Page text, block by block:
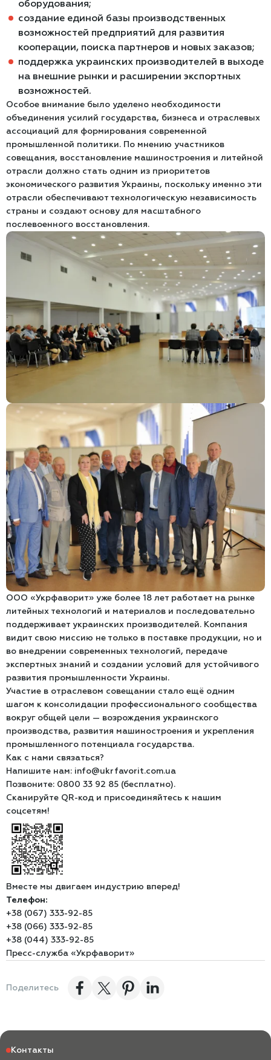
оборудования;
создание единой базы производственных
возможностей предприятий для развития
кооперации, поиска партнеров и новых заказов;
поддержка украинских производителей в выходе
на внешние рынки и расширении экспортных
возможностей.
Особое внимание было уделено необходимости
объединения усилий государства, бизнеса и отраслевых
ассоциаций для формирования современной
промышленной политики. По мнению участников
совещания, восстановление машиностроения и литейной
отрасли должно стать одним из приоритетов
экономического развития Украины, поскольку именно эти
отрасли обеспечивают технологическую независимость
страны и создают основу для масштабного
послевоенного восстановления.
ООО «Укрфаворит» уже более 18 лет работает на рынке
литейных технологий и материалов и последовательно
поддерживает украинских производителей. Компания
видит свою миссию не только в поставке продукции, но и
во внедрении современных технологий, передаче
экспертных знаний и создании условий для устойчивого
развития промышленности Украины.
Участие в отраслевом совещании стало ещё одним
шагом к консолидации профессионального сообщества
вокруг общей цели — возрождения украинского
производства, развития машиностроения и укрепления
промышленного потенциала государства.
Как с нами связаться?
Напишите нам: info@ukrfavorit.com.ua
Позвоните: 0800 33 92 85 (бесплатно).
Сканируйте QR-код и присоединяйтесь к нашим
соцсетям!
Вместе мы двигаем индустрию вперед!
Телефон:
+38 (067) 333-92-85
+38 (066) 333-92-85
+38 (044) 333-92-85
Пресс-служба «Укрфаворит»
Поделитесь
Контакты